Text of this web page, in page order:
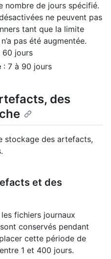
nombre de jours spécifié.
ne peuvent pas
tant que la limite
pas été augmentée.
60 jours
: 7 à 90 jours
des
stockage des artefacts,
et des
fichiers journaux
conservés pendant
cette période de
1 et 400 jours.